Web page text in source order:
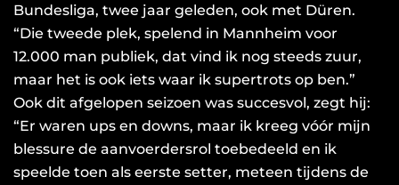
Bundesliga, twee jaar geleden, ook met Düren.
“Die tweede plek, spelend in Mannheim voor
12.000 man publiek, dat vind ik nog steeds zuur,
maar het is ook iets waar ik supertrots op ben.”
Ook dit afgelopen seizoen was succesvol, zegt hij:
“Er waren ups en downs, maar ik kreeg vóór mijn
blessure de aanvoerdersrol toebedeeld en ik
speelde toen als eerste setter, meteen tijdens de